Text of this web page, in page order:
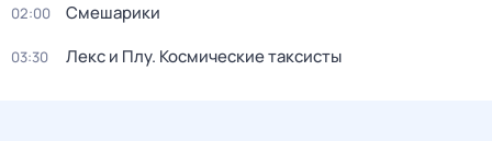
02:00 Смешарики
03:30 Лекс и Плу. Космические таксисты